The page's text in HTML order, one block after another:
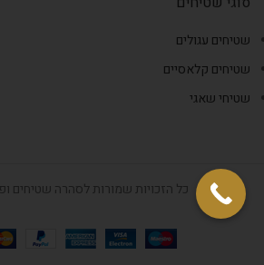
שטיחים עגולים
שטיחים קלאסיים
שטיחי שאגי
כל הזכויות שמורות לסהרה שטיחים